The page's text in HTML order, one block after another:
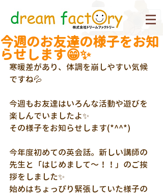
今週のお友達の様子をお知
らせします😁✨
寒暖差があり、体調を崩しやすい気候
ですね💦
今週もお友達はいろんな活動や遊びを
楽しんでいましたよ✨
その様子をお知らせします(*^^*)
今年度初めての英会話。新しい講師の
先生と「はじめまして～！！」のご挨
拶をしました✨
始めはちょっぴり緊張していた様子の